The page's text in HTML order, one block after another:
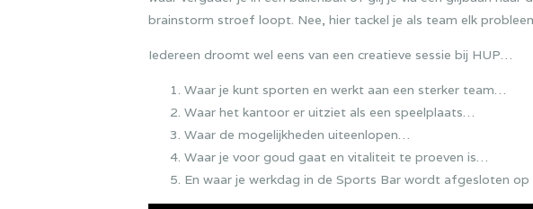
brainstorm stroef loopt. Nee, hier tackel je als team elk
Iedereen droomt wel eens van een creatieve sessie bij HUP…
Waar je kunt sporten en werkt aan een sterker team…
Waar het kantoor er uitziet als een speelplaats…
Waar de mogelijkheden uiteenlopen…
Waar je voor goud gaat en vitaliteit te proeven is…
En waar je werkdag in de Sports Bar wordt afgesloten op